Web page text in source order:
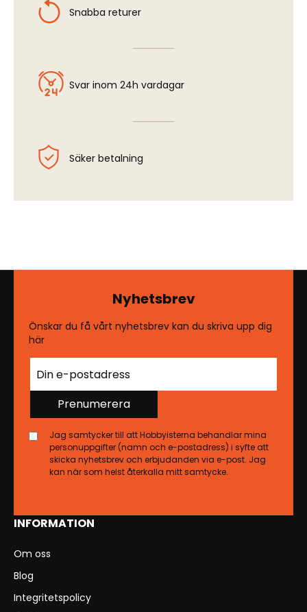
Snabba returer
Svar inom 24h vardagar
Säker betalning
INFORMATION
Om oss
Blog
Integritetspolicy
Nyhetsbrev
Önskar du få vårt nyhetsbrev kan du skriva upp dig
här
Prenumerera
Jag samtycker till att Hobbyisterna behandlar mina
personuppgifter (namn och e-postadress) i syfte att
skicka nyhetsbrev och erbjudanden via e-post. Jag
kan när som helst återkalla mitt samtycke.